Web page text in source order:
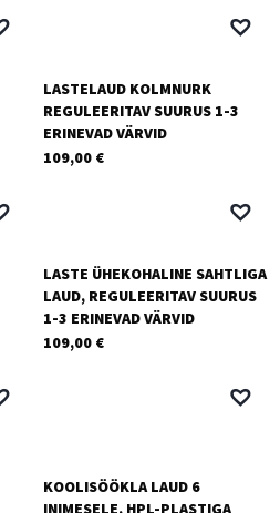
LASTELAUD KOLMNURK
REGULEERITAV SUURUS 1-3
ERINEVAD VÄRVID
109,00 €
LASTE ÜHEKOHALINE SAHTLIGA
LAUD, REGULEERITAV SUURUS
1-3 ERINEVAD VÄRVID
109,00 €
KOOLISÖÖKLA LAUD 6
INIMESELE, HPL-PLASTIGA